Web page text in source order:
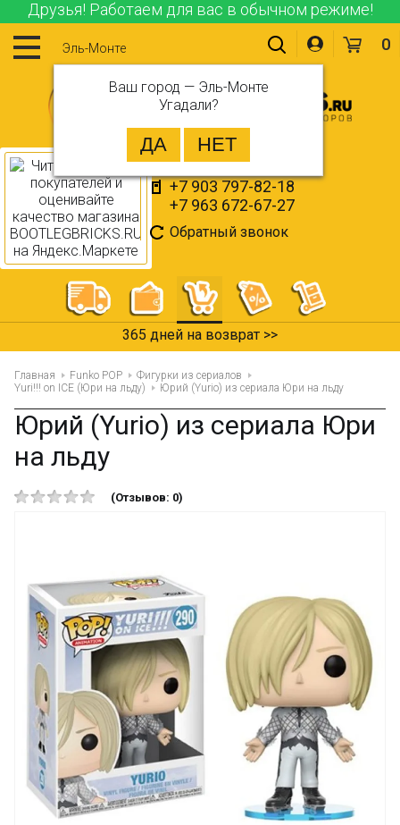
Друзья! Работаем для вас в обычном режиме!
Эль-Монте
Ваш город — Эль-Монте
Угадали?
+7 903 797-82-18
+7 963 672-67-27
Обратный звонок
0
365 дней на возврат >>
Главная Funko POP
Фигурки из сериалов
Yuri!!! on ICE (Юри на льду)
Юрий (Yurio) из сериала Юри на льду
Юрий (Yurio) из сериала Юри
на льду
(Отзывов: 0)